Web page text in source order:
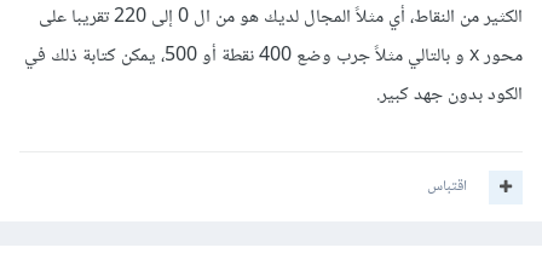
الكثير من النقاط، أي مثلاً المجال لديك هو من ال 0 إلى 220 تقريبا على
محور x و بالتالي مثلاً جرب وضع 400 نقطة أو 500، يمكن كتابة ذلك في
الكود بدون جهد كبير.
اقتباس